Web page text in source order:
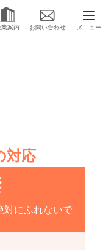
業案内 お問い合わせ メニュー
対応
対にふれないで